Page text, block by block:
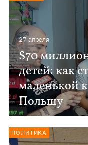
27 апреля
$70
детей: как
маленькой
Польшу
ПОЛИТИКА